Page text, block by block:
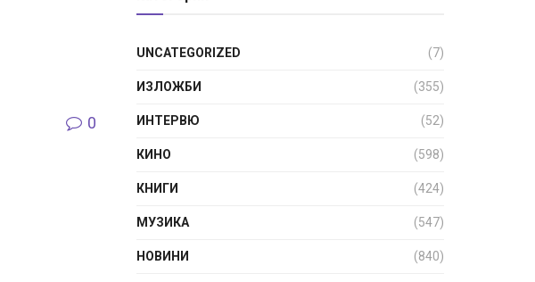
0
UNCATEGORIZED (7)
ИЗЛОЖБИ (355)
ИНТЕРВЮ (52)
КИНО (598)
КНИГИ (424)
МУЗИКА (547)
НОВИНИ (840)